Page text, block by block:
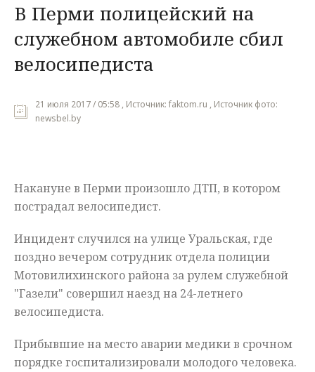
Наука
Культура
Общество
Мнения
В Перми полицейский на
служебном автомобиле сбил
велосипедиста
21 июля 2017 / 05:58 , Источник: faktom.ru , Источник фото:
newsbel.by
Накануне в Перми произошло ДТП, в котором
пострадал велосипедист.
Инцидент случился на улице Уральская, где
поздно вечером сотрудник отдела полиции
Мотовилихинского района за рулем служебной
"Газели" совершил наезд на 24-летнего
велосипедиста.
Прибывшие на место аварии медики в срочном
порядке госпитализировали молодого человека.